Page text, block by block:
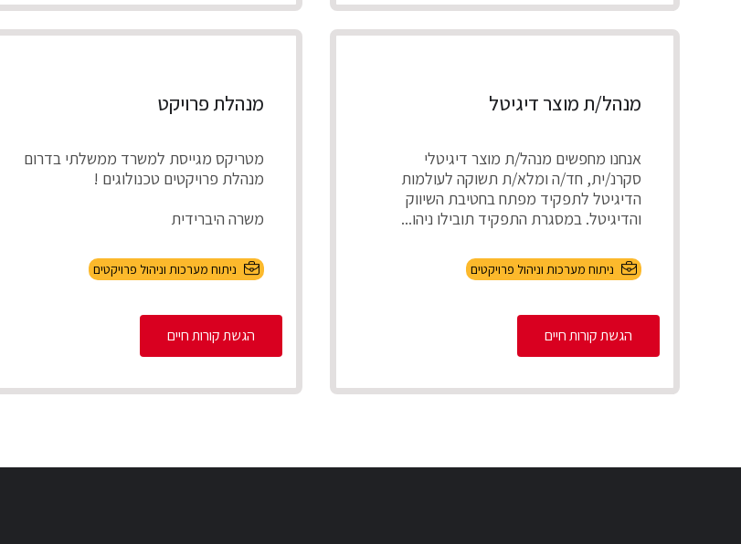
מנהל/ת מוצר דיגיטל
אנחנו מחפשים מנהל/ת מוצר דיגיטלי
סקרנ/ית, חד/ה ומלא/ת תשוקה לעולמות
הדיגיטל לתפקיד מפתח בחטיבת השיווק
והדיגיטל. במסגרת התפקיד תובילו ניהו...
ניתוח מערכות וניהול פרויקטים
הגשת קורות חיים
מנהלת פרויקט
מטריקס מגייסת למשרד ממשלתי בדרום
מנהלת פרויקטים טכנולוגים !
משרה היברידית
תיאור התפקיד
התאמת והטמע...
ניתוח מערכות וניהול פרויקטים
הגשת קורות חיים